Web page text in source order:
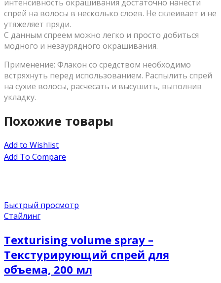
интенсивность окрашивания достаточно нанести
спрей на волосы в несколько слоев. Не склеивает и не
утяжеляет пряди.
С данным спреем можно легко и просто добиться
модного и незаурядного окрашивания.
Применение: Флакон со средством необходимо
встряхнуть перед использованием. Распылить спрей
на сухие волосы, расчесать и высушить, выполнив
укладку.
Похожие товары
Add to Wishlist
Add To Compare
Быстрый просмотр
Стайлинг
Texturising volume spray –
Текстурирующий спрей для
объема, 200 мл